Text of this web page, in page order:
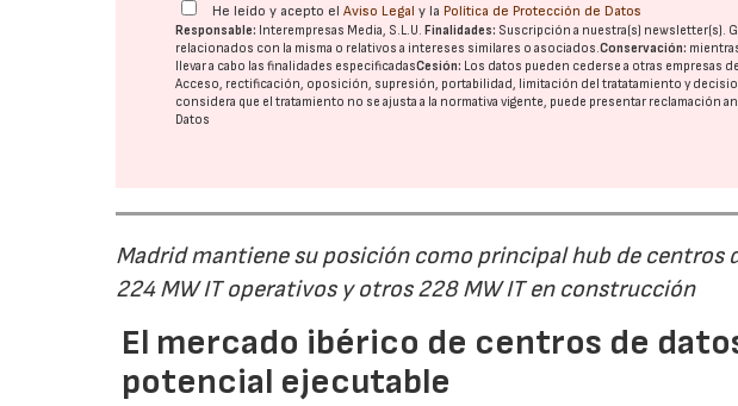
He leído y acepto elAviso Legal y la Política de Protección de Datos
Responsable: Interempresas Media, S.L.U.Finalidades: Suscripción a nuestra(s) newsletter(s).
relacionados con la misma o relativos a intereses similares o asociados.Conservación:
llevar a cabo las finalidades especificadasCesión: Los datos pueden cederse a otras empresas
Acceso, rectificación, oposición, supresión, portabilidad, limitación del tratatamiento y
considera que el tratamiento no se ajusta a la normativa vigente, puede presentar reclamación
Datos
Madrid mantiene su posición como principal hub de centros
224 MW IT operativos y otros 228 MW IT en construcción
El mercado ibérico de centros de
potencial ejecutable